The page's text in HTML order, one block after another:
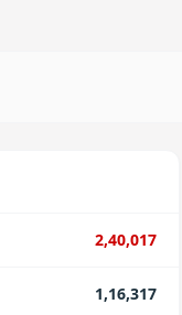
2,40,017
1,16,317